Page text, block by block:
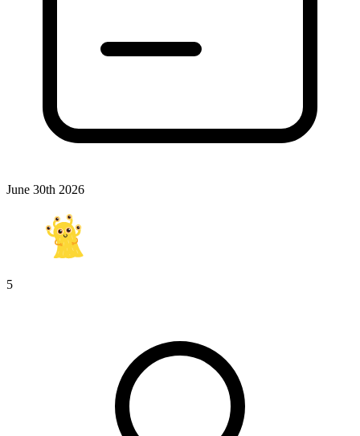
June 30th 2026
5